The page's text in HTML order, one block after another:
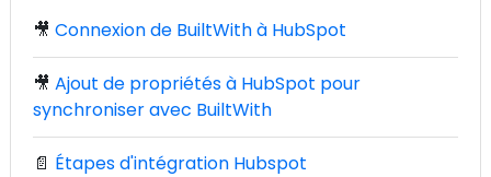
🎥 Connexion de BuiltWith à HubSpot
🎥 Ajout de propriétés à HubSpot pour
synchroniser avec BuiltWith
📄 Étapes d'intégration Hubspot